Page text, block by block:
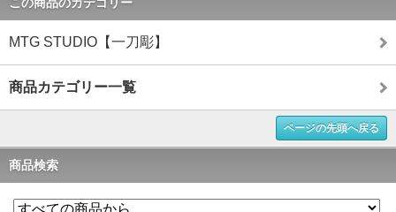
MTG STUDIO【一刀彫】
商品カテゴリー一覧
ページの先頭へ戻る
商品検索